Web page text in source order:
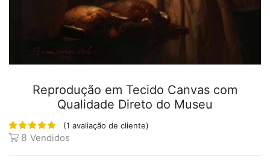
Reprodução em Tecido Canvas com
Qualidade Direto do Museu
(1 avaliação de cliente)
8 Vendidos